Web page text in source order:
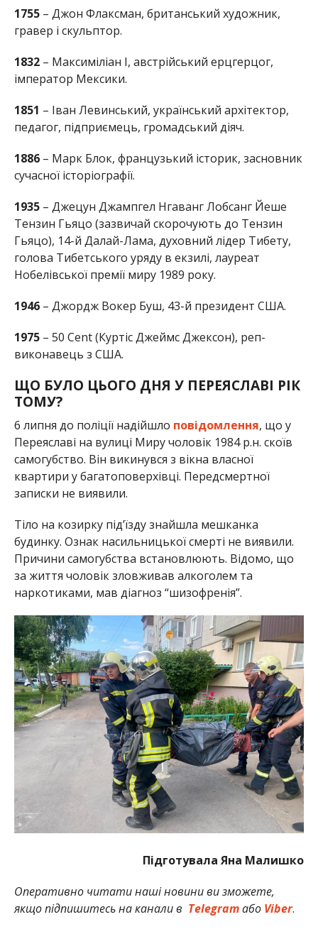
1755– Джон Флаксман, британський художник,
гравер і скульптор.
1832– Максиміліан I, австрійський ерцгерцог,
імператор Мексики.
1851 – Іван Левинський, український архітектор,
педагог, підприємець, громадський діяч.
1886– Марк Блок, французький історик, засновник
сучасної історіографії.
1935– Джецун Джампгел Нгаванг Лобсанг Йеше
Тензин Гьяцо (зазвичай скорочують до Тензин
Гьяцо), 14-й Далай-Лама, духовний лідер Тибету,
голова Тибетського уряду в екзилі, лауреат
Нобелівської премії миру 1989 року.
1946– Джордж Вокер Буш, 43-й президент США.
1975– 50 Cent (Куртіс Джеймс Джексон), реп-
виконавець з США.
ЩО БУЛО ЦЬОГО ДНЯ У ПЕРЕЯСЛАВІ РІК
ТОМУ?
6 липня до поліції надійшло повідомлення, що у
Переяславі на вулиці Миру чоловік 1984 р.н. скоїв
самогубство. Він викинувся з вікна власної
квартири у багатоповерхівці. Передсмертної
записки не виявили.
Тіло на козирку під’їзду знайшла мешканка
будинку. Ознак насильницької смерті не виявили.
Причини самогубства встановлюють. Відомо, що
за життя чоловік зловживав алкоголем та
наркотиками, мав діагноз “шизофренія”.
Підготувала Яна Малишко
Оперативно читати наші новини ви зможете,
якщо підпишитесь на канали в Telegramабо Viber.